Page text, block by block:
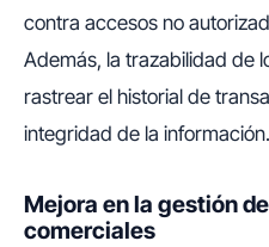
contra accesos no
Además, la trazabilidad de
rastrear el historial de
integridad de la información.
Mejora en la gestión
comerciales